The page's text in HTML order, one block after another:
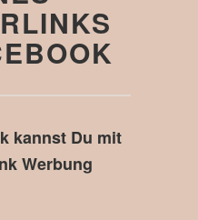
kannst Du mit
Werbung